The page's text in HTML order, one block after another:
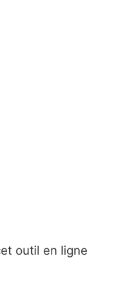
outil en ligne